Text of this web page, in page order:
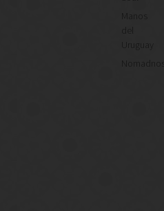
Manos
Uruguay
Nomadnoss